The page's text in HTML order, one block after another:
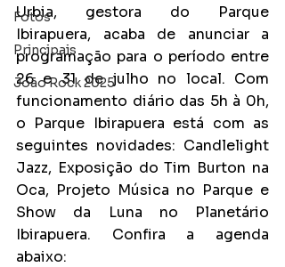
Fotos
Principais
João Rock 2025
Urbia, gestora do Parque
Ibirapuera, acaba de anunciar a
programação para o período entre
26 e 31 de julho no local. Com
funcionamento diário das 5h à 0h,
o Parque Ibirapuera está com as
seguintes novidades: Candlelight
Jazz, Exposição do Tim Burton na
Oca, Projeto Música no Parque e
Show da Luna no Planetário
Ibirapuera. Confira a agenda
abaixo: